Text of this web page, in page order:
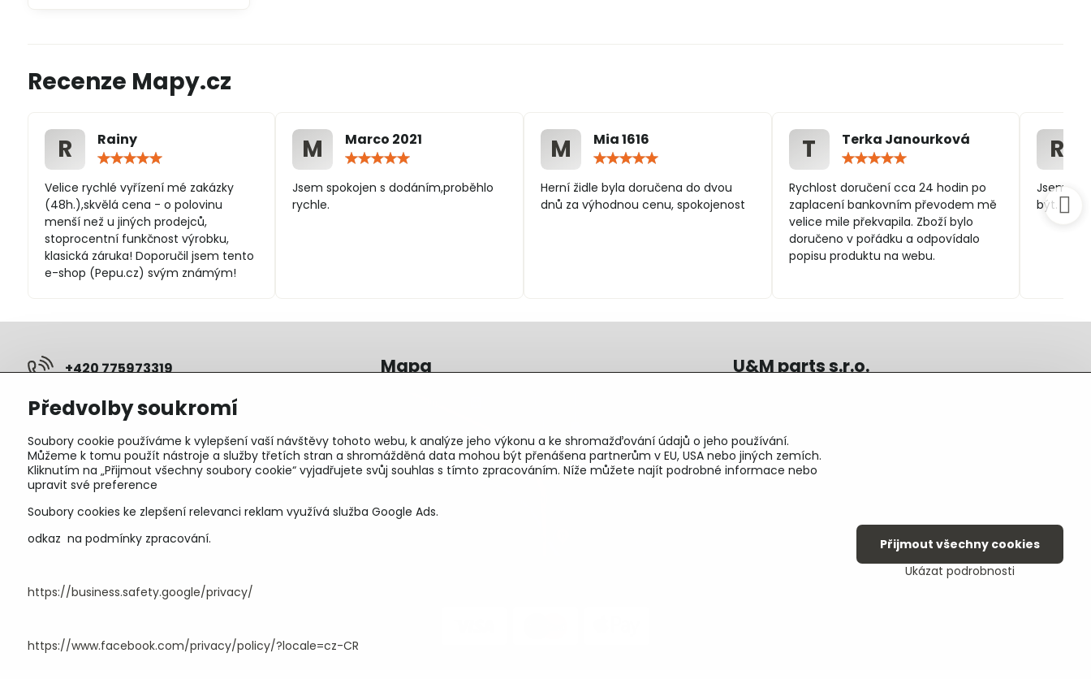
Recenze Mapy.cz
R
Rainy
/
5
Velice rychlé vyřízení mé zakázky
(48h.),skvělá cena - o polovinu
menší než u jiných prodejců,
stoprocentní funkčnost výrobku,
klasická záruka! Doporučil jsem tento
e-shop (Pepu.cz) svým známým!
M
Marco 2021
/
5
Jsem spokojen s dodáním,proběhlo
rychle.
M
Mia 1616
/
5
Herní židle byla doručena do dvou
dnů za výhodnou cenu, spokojenost
T
Terka Janourková
/
5
Rychlost doručení cca 24 hodin po
zaplacení bankovním převodem mě
velice mile překvapila. Zboží bylo
doručeno v pořádku a odpovídalo
popisu produktu na webu.
R
Jsem
být.
+420 775973319
pepunakup​@gmail​.com
Objednávky
Stav objednávky
Mapa U&M parts s.r.o.
IČ 25930184
DIČ CZ25930184
ču.2500391705/2010
Předvolby soukromí
Soubory cookie používáme k vylepšení vaší návštěvy tohoto webu, k analýze jeho výkonu a ke shromažďování údajů o jeho používání.
Můžeme k tomu použít nástroje a služby třetích stran a shromážděná data mohou být přenášena partnerům v EU, USA nebo jiných zemích.
Kliknutím na „Přijmout všechny soubory cookie“ vyjadřujete svůj souhlas s tímto zpracováním. Níže můžete najít podrobné informace nebo
upravit své preference
Soubory cookies ke zlepšení relevanci reklam využívá služba Google Ads.
odkaz na podmínky zpracování.
https://business.safety.google/privacy/
https://www.facebook.com/privacy/policy/?locale=cz-CR
Ukázat podrobnosti
Přijmout všechny cookies